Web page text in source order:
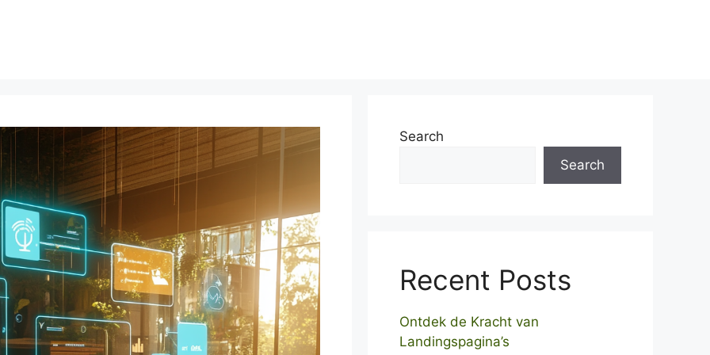
Search
Search
Recent Posts
Ontdek de Kracht van
Landingspagina’s